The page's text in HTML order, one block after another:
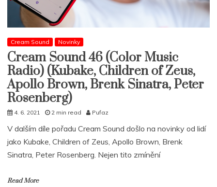
Cream Sound Novinky
Cream Sound 46 (Color Music
Radio) (Kubake, Children of Zeus,
Apollo Brown, Brenk Sinatra, Peter
Rosenberg)
4. 6. 2021 2 min read Pufaz
V dalším díle pořadu Cream Sound došlo na novinky od lidí
jako Kubake, Children of Zeus, Apollo Brown, Brenk
Sinatra, Peter Rosenberg. Nejen tito zmínění
Read More